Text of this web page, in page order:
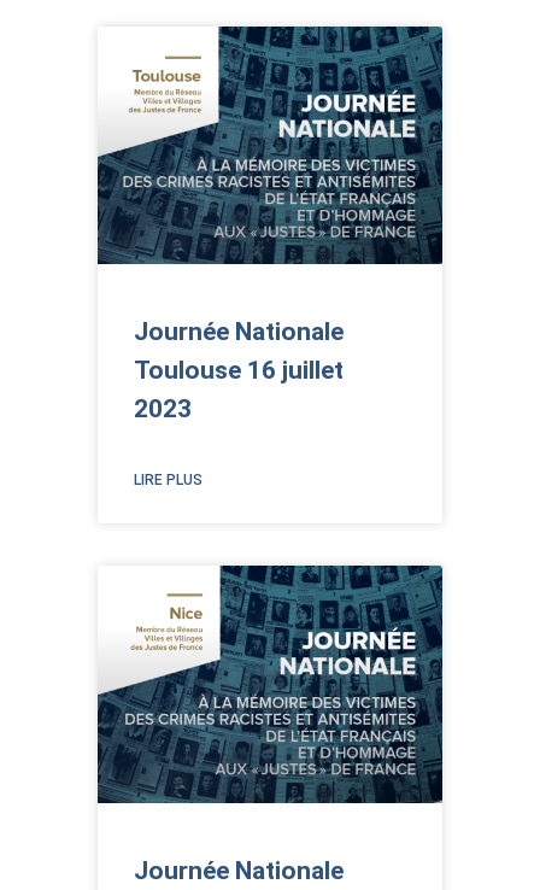
Journée Nationale
Toulouse 16 juillet
2023
LIRE PLUS
Journée Nationale